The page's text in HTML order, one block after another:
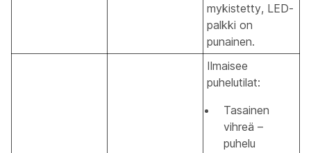
mykistetty, LED-
palkki on
punainen.
Ilmaisee
puhelutilat:
Tasainen
vihreä –
puhelu